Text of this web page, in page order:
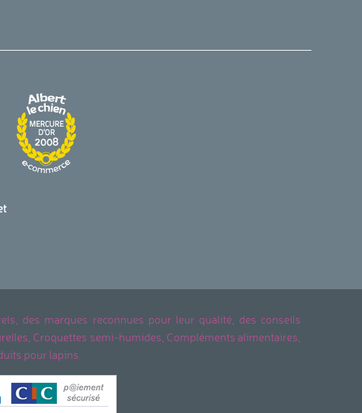
des marques reconnues pour leur qualité, des conseils
Croquettes semi-humides, Compléments alimentaires,
pour lapins.